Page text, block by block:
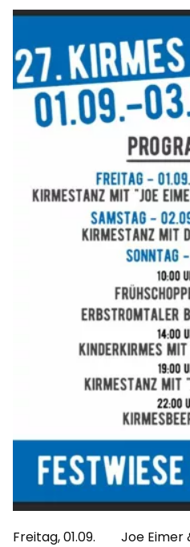
Freitag, 01.09. Joe Eimer